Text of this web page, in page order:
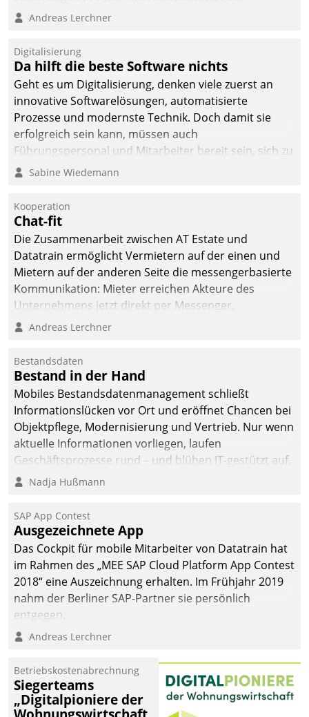
Betreuungs- und Organisationsaufwand immens. Im
kommunale Wohnungsbauunternehmen daher
gemeinsam mit der Berliner Datatrain GmbH den
Teilprozess der Objektsanierung digitalisiert.
Andreas Lerchner
Digitalisierung
Da hilft die beste Software nichts
Geht es um Digitalisierung, denken viele zuerst an
innovative Softwarelösungen, automatisierte
Prozesse und modernste Technik. Doch damit sie
erfolgreich sein kann, müssen auch
Führungspersonal und Mitarbeiter bereit sein, sich zu
verändern und anzupassen, sonst werden sie an ihr
Sabine Wiedemann
Kooperation
Chat-fit
Die Zusammenarbeit zwischen AT Estate und
Datatrain ermöglicht Vermietern auf der einen und
Mietern auf der anderen Seite die messengerbasierte
Kommunikation: Mieter erreichen Akteure des
Unternehmens jetzt direkt per Messenger,
Mitarbeiter oder Dienstleister empfangen oder
Andreas Lerchner
Bestandsdaten
Bestand in der Hand
Mobiles Bestandsdatenmanagement schließt
Informationslücken vor Ort und eröffnet Chancen bei
Objektpflege, Modernisierung und Vertrieb. Nur wenn
aktuelle Informationen vorliegen, laufen
Geschäftsprozesse rund – und blühen IT-gestützt auf.
Nadja Hußmann
SAP App Contest
Ausgezeichnete App
Das Cockpit für mobile Mitarbeiter von Datatrain hat
im Rahmen des „MEE SAP Cloud Platform App Contest
2018“ eine Auszeichnung erhalten. Im Frühjahr 2019
nahm der Berliner SAP-Partner sie persönlich
entgegen.
Andreas Lerchner
Betriebskostenabrechnung
Siegerteams
„Digitalpioniere der